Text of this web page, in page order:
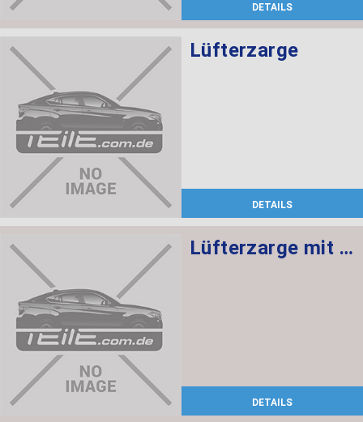
DETAILS
Lüfterzarge
DETAILS
Lüfterzarge mit Lüfter 600W
DETAILS